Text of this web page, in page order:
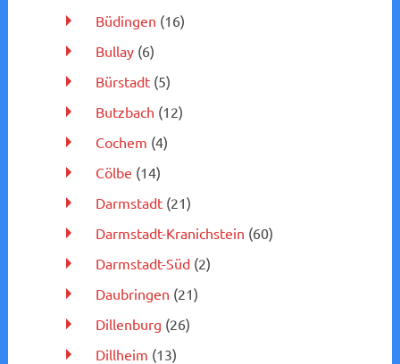
Büdingen (16)
Bullay(6)
Bürstadt(5)
Butzbach (12)
Cochem (4)
Cölbe (14)
Darmstadt(21)
Darmstadt-Kranichstein (60)
Darmstadt-Süd(2)
Daubringen (21)
Dillenburg (26)
Dillheim (13)